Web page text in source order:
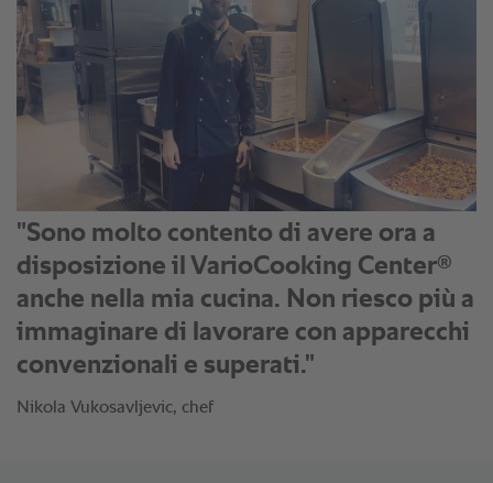
"Sono molto contento di avere ora a
disposizione il VarioCooking Center®
anche nella mia cucina. Non riesco più a
immaginare di lavorare con apparecchi
convenzionali e superati."
Nikola Vukosavljevic, chef